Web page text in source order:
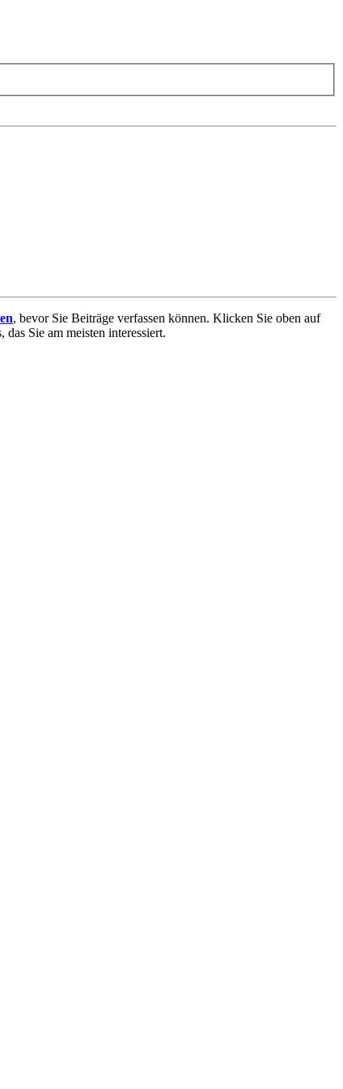
, bevor Sie Beiträge verfassen können. Klicken Sie oben auf
Sie am meisten interessiert.